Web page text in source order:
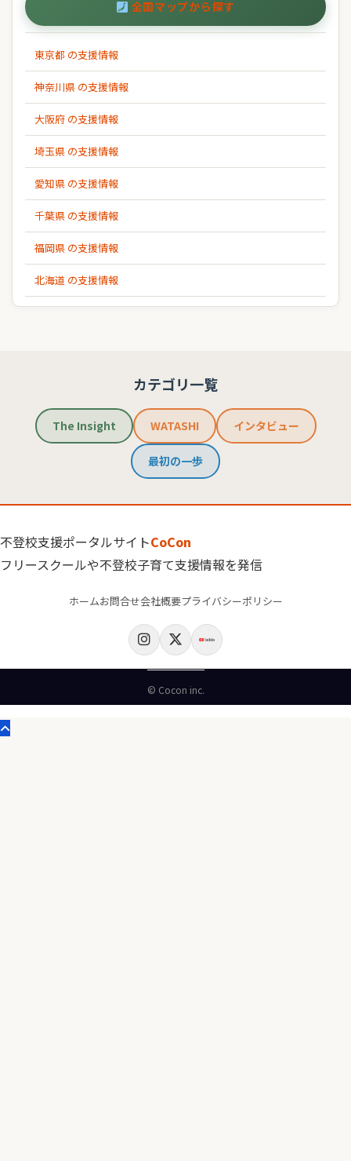
全国マップから探す
東京都 の支援情報
神奈川県 の支援情報
大阪府 の支援情報
埼玉県 の支援情報
愛知県 の支援情報
千葉県 の支援情報
福岡県 の支援情報
北海道 の支援情報
カテゴリ一覧
The Insight WATASHI インタビュー
最初の一歩
不登校支援ポータルサイトCoCon
フリースクールや不登校子育て支援情報を発信
ホームお問合せ会社概要プライバシーポリシー
© Cocon inc.